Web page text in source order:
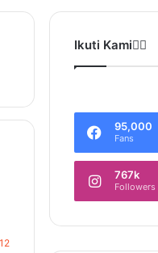
Ikuti Kami❤️‍🔥
95,000
Fans
767k
Followers